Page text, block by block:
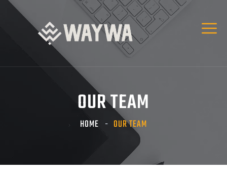
OUR TEAM
HOME OUR TEAM